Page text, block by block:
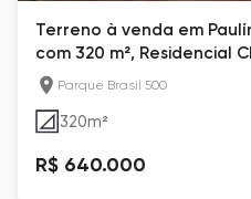
Terreno à venda em
com 320 m², Residencial
Parque Brasil 500
320m²
R$ 640.000